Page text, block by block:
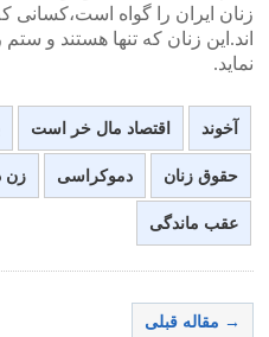
زنان ایران را گواه است،کسانی
اند.این زنان که تنها هستند و
نماید.
آخوند اقتصاد مال خر است
حقوق زنان دموکراسی زن
عقب ماندگی
→ مقاله قبلی